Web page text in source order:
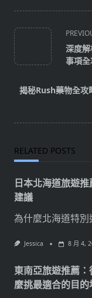
<span
class="nav-
subtitle
reader-
深度
事項
揭秘Rush藥物全攻
RELATED POSTS
日本北海道旅遊
建議
為什麼北海道特別
Jessica 8 月 4,
東南亞旅遊推薦
麼挑最適合的目的